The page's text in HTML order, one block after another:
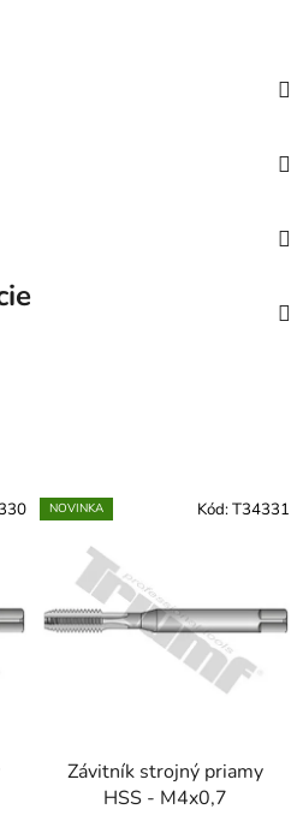
NOVINKA
Závitník strojný priamy
HSS - M4x0,7
Kód:T34331